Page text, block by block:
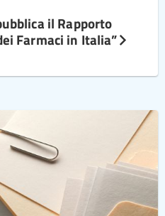
il Rapporto
Farmaci in Italia”